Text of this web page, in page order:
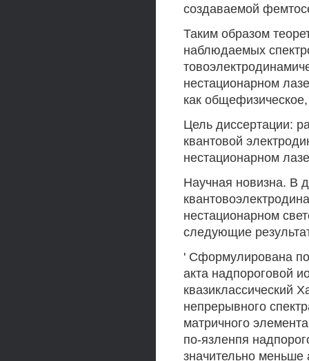
создаваемой
Таким образом
наблюдаемых
нестационарном
как
Цель диссертации:
квантовой
нестационарном
Научная новизна. В
нестационарном
следующие
' Сформулирована
акта надпороговой
квазиклассический
непрерывного
матричного
по-язленпя
значительно